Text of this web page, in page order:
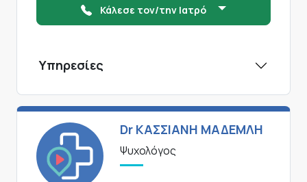
Κάλεσε τον/την Ιατρό
Υπηρεσίες
Dr ΚΑΣΣΙΑΝΗ ΜΑΔΕΜΛΗ
Ψυχολόγος